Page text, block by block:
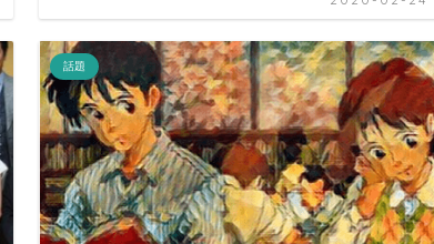
話題